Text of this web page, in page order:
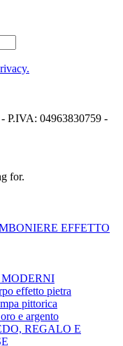
P.IVA: 04963830759 -
for.
EFFETTO
MODERNI
effetto pietra
pittorica
e argento
REGALO E